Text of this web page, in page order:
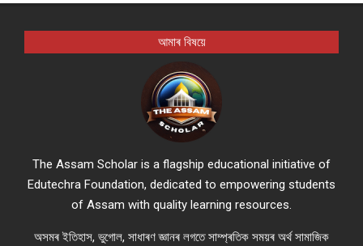
আমাৰ বিষয়ে
The Assam Scholar is a flagship educational initiative of
Edutechra Foundation, dedicated to empowering students
of Assam with quality learning resources.
অসমৰ ইতিহাস, ভুগোল, সাধাৰণ জ্ঞানৰ লগতে সাম্প্ৰতিক সময়ৰ অৰ্থ সামাজিক